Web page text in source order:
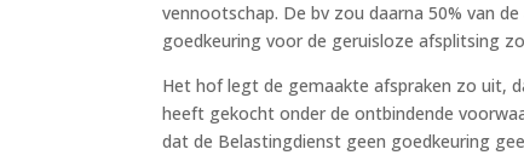
vennootschap. De bv zou daarna 50% van
goedkeuring voor de geruisloze afsplitsing
Het hof legt de gemaakte afspraken zo uit,
heeft gekocht onder de ontbindende
dat de Belastingdienst geen goedkeuring